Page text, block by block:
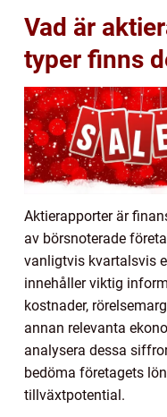
Vad är
typer finns
Aktierapporter är
av börsnoterade
vanligtvis kvartalsvis
innehåller viktig
kostnader,
annan relevanta
analysera dessa
bedöma företagets
tillväxtpotential.